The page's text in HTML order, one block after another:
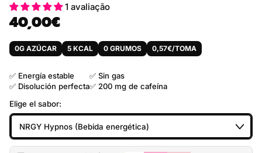
1 avaliação
Preço normal
40,00€
0G AZÚCAR 5 KCAL 0 GRUMOS 0,57€/TOMA
✅ Energía estable
✅ Disolución perfecta
✅ Sin gas
✅ 200 mg de cafeína
Elige el sabor: